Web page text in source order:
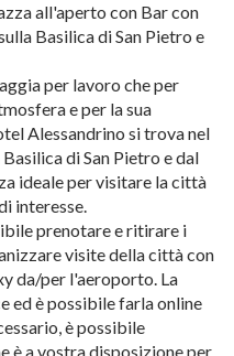
all'aperto con Bar con
Basilica di San Pietro e
per lavoro che per
e per la sua
Alessandrino si trova nel
di San Pietro e dal
ideale per visitare la città
interesse.
prenotare e ritirare i
visite della città con
da/per l'aeroporto. La
ed è possibile farla online
è possibile
è a vostra disposizione per